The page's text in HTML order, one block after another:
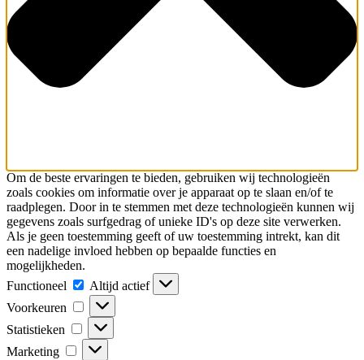
Om de beste ervaringen te bieden, gebruiken wij technologieën
zoals cookies om informatie over je apparaat op te slaan en/of te
raadplegen. Door in te stemmen met deze technologieën kunnen wij
gegevens zoals surfgedrag of unieke ID's op deze site verwerken.
Als je geen toestemming geeft of uw toestemming intrekt, kan dit
een nadelige invloed hebben op bepaalde functies en
mogelijkheden.
Functioneel
Functioneel
Altijd actief
Voorkeuren
Voorkeuren
Statistieken Statistieken
Marketing Marketing